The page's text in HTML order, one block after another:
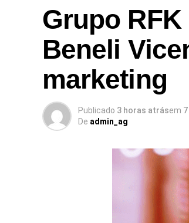
Grupo
Beneli
marketing
Publicado 3 horas atrásem
De admin_ag